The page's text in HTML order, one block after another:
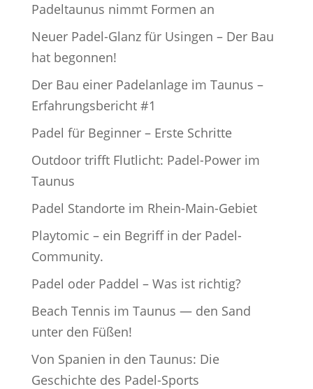
Padeltaunus nimmt Formen an
Neuer Padel-Glanz für Usingen – Der Bau
hat begonnen!
Der Bau einer Padelanlage im Taunus –
Erfahrungsbericht #1
Padel für Beginner – Erste Schritte
Outdoor trifft Flutlicht: Padel-Power im
Taunus
Padel Standorte im Rhein-Main-Gebiet
Playtomic – ein Begriff in der Padel-
Community.
Padel oder Paddel – Was ist richtig?
Beach Tennis im Taunus — den Sand
unter den Füßen!
Von Spanien in den Taunus: Die
Geschichte des Padel-Sports